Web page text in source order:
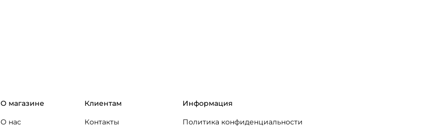
О магазине
О нас
Клиентам
Контакты
Информация
Политика конфиденциальности